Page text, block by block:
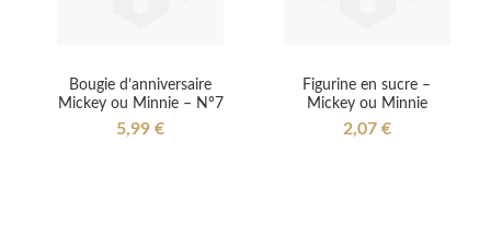
Bougie d’anniversaire
Mickey ou Minnie – N°7
5,99 €
Figurine en sucre –
Mickey ou Minnie
2,07 €